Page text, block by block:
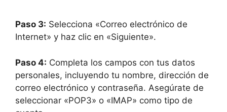
Paso 3: Selecciona «Correo electrónico de
Internet» y haz clic en «Siguiente».
Paso 4: Completa los campos con tus datos
personales, incluyendo tu nombre, dirección de
correo electrónico y contraseña. Asegúrate de
seleccionar «POP3» o «IMAP» como tipo de